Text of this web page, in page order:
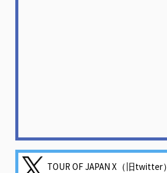
TOUR OF JAPAN X（旧twitter）